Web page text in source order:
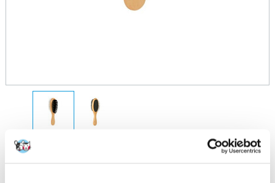
TRIXIE Kefa drevená obojstranná 6 × 21 cm